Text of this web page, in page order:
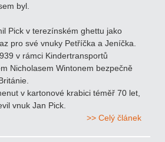
byl.
Pick v terezínském ghettu jako
pro své vnuky Petříčka a Jeníčka.
v rámci Kindertransportů
Nicholasem Wintonem bezpečně
v kartonové krabici téměř 70 let,
vnuk Jan Pick.
>> Celý článek